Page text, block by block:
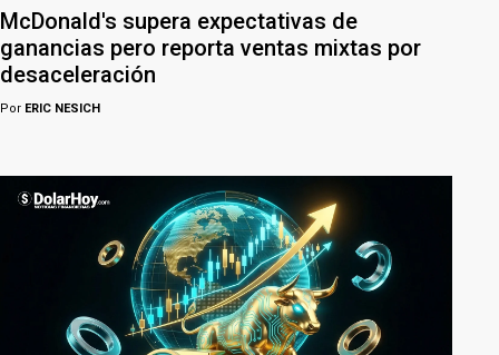
McDonald's supera expectativas de
ganancias pero reporta ventas mixtas por
desaceleración
Por ERIC NESICH